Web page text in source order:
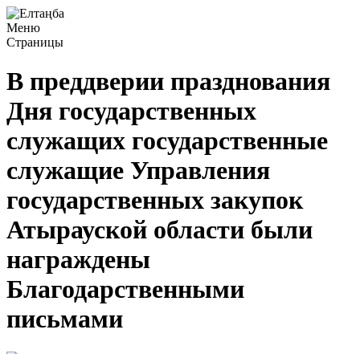
Меню
Страницы
В преддверии празднования
Дня государственных
служащих государственные
служащие Управления
государственных закупок
Атырауской области были
награждены
Благодарственными
письмами